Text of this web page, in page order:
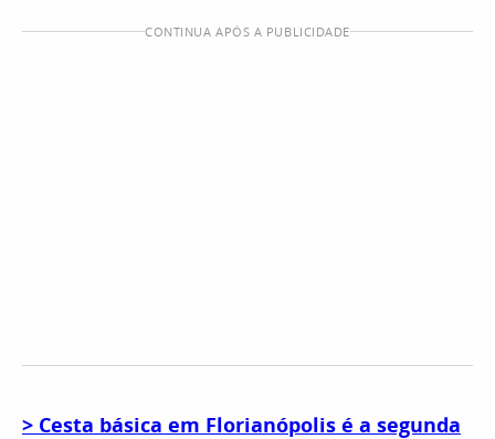
CONTINUA APÓS A PUBLICIDADE
> Cesta básica em Florianópolis é a segunda